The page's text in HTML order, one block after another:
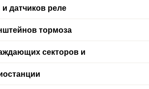
датчиков реле
тормоза
секторов и